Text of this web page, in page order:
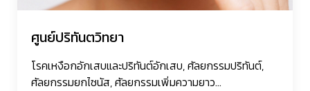
ศูนย์ปริทันตวิทยา
โรคเหงือกอักเสบและปริทันต์อักเสบ, ศัลยกรรมปริทันต์,
ศัลยกรรมยกไซนัส, ศัลยกรรมเพิ่มความยาว...